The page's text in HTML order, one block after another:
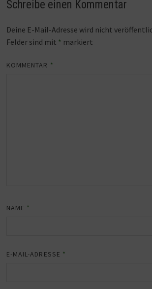
Schreibe einen Kommentar
Deine E-Mail-Adresse wird nicht
Felder sind mit * markiert
KOMMENTAR *
NAME *
E-MAIL-ADRESSE *